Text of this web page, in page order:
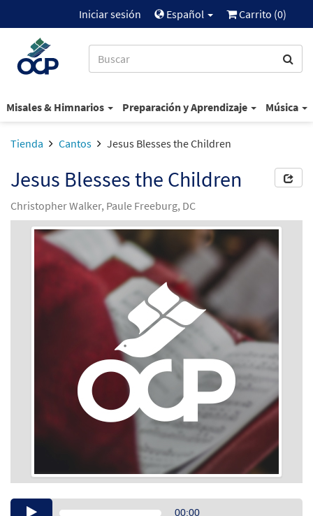
Iniciar sesión Español Carrito (0)
Misales & Himnarios Preparación y Aprendizaje Música
Tienda Cantos Jesus Blesses the Children
Jesus Blesses the Children
Christopher Walker, Paule Freeburg, DC
Audio00:00